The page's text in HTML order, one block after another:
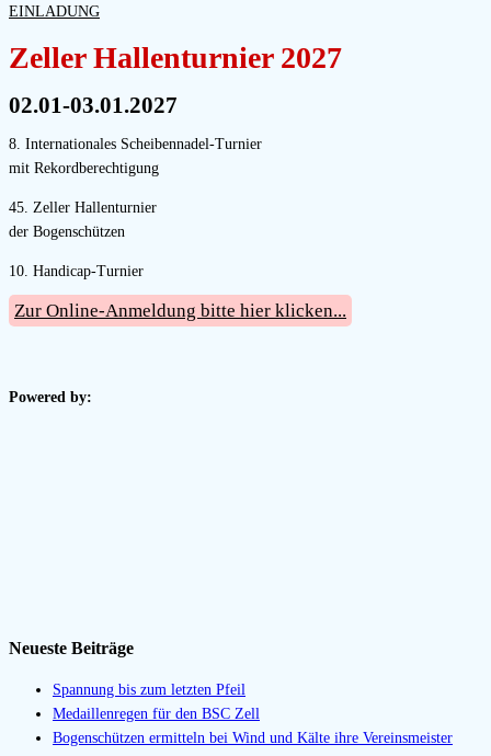
EINLADUNG
Zeller Hallenturnier 2027
02.01-03.01.2027
8. Internationales Scheibennadel-Turnier
mit Rekordberechtigung
45. Zeller Hallenturnier
der Bogenschützen
10. Handicap-Turnier
Zur Online-Anmeldung bitte hier klicken...
Powered by:
Neueste Beiträge
Spannung bis zum letzten Pfeil
Medaillenregen für den BSC Zell
Bogenschützen ermitteln bei Wind und Kälte ihre Vereinsmeister